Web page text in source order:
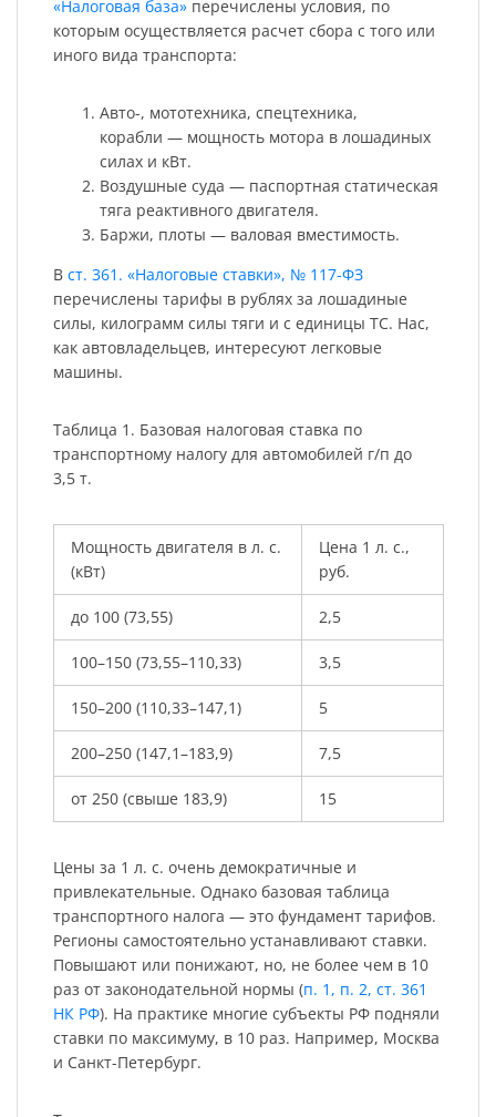
«Налоговая база»перечислены условия, по
которым осуществляется расчет сбора с того или
иного вида транспорта:
Авто-, мототехника, спецтехника,
корабли — мощность мотора в лошадиных
силах и кВт.
Воздушные суда — паспортная статическая
тяга реактивного двигателя.
Баржи, плоты — валовая вместимость.
В ст. 361. «Налоговые ставки», № 117-ФЗ
перечислены тарифы в рублях за лошадиные
силы, килограмм силы тяги и с единицы ТС. Нас,
как автовладельцев, интересуют легковые
машины.
Таблица 1. Базовая налоговая ставка по
транспортному налогу для автомобилей г/п до
3,5 т.
Мощность двигателя в л. с.
(кВт)
Цена 1 л. с.,
руб.
до 100 (73,55) 2,5
100–150 (73,55–110,33) 3,5
150–200 (110,33–147,1) 5
200–250 (147,1–183,9) 7,5
от 250 (свыше 183,9) 15
Цены за 1 л. с. очень демократичные и
привлекательные. Однако базовая таблица
транспортного налога — это фундамент тарифов.
Регионы самостоятельно устанавливают ставки.
Повышают или понижают, но, не более чем в 10
раз от законодательной нормы (п. 1, п. 2, ст. 361
НК РФ). На практике многие субъекты РФ подняли
ставки по максимуму, в 10 раз. Например, Москва
и Санкт-Петербург.